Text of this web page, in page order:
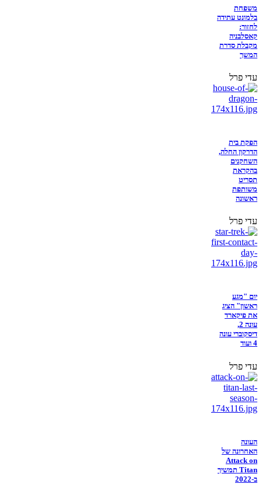
משפחת
בלמונט עתידה
לחזור:
קאסלבניה
מקבלת סדרת
המשך
עדי פרל
הפקת בית
הדרקון החלה,
השחקנים
בהקראת
תסריט
משותפת
ראשונה
עדי פרל
יום "מגע
ראשון" הציג
את פיקארד
עונה 2,
דיסקוברי עונה
4 ועוד
עדי פרל
העונה
האחרונה של
Attack on
Titan תמשיך
ב-2022